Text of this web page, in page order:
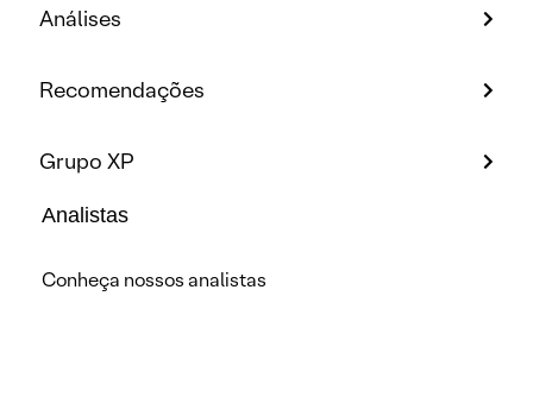
Análises
Recomendações
Grupo XP
Analistas
Conheça nossos analistas